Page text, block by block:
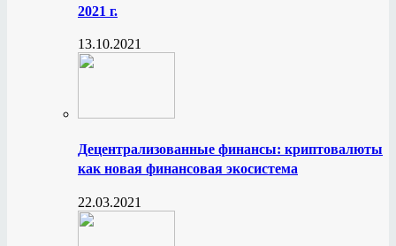
2021 г.
13.10.2021
Децентрализованные финансы: криптовалюты
как новая финансовая экосистема
22.03.2021